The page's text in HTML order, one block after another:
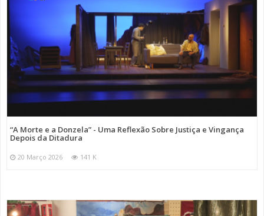
“A Morte e a Donzela” - Uma Reflexão Sobre Justiça e Vingança
Depois da Ditadura
20 Março 2026 141 K